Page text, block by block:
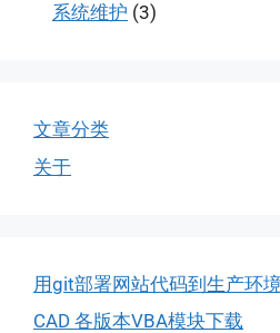
系统维护 (3)
文章分类
关于
用git部署网站代码到生产环境
CAD 各版本VBA模块下载